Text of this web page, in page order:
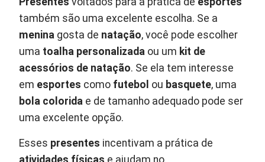
também são uma excelente escolha. Se a
menina gosta de natação, você pode escolher
uma toalha personalizada ou um kit de
acessórios de natação. Se ela tem interesse
em esportes como futebol ou basquete, uma
bola colorida e de tamanho adequado pode ser
uma excelente opção.
Esses presentes incentivam a prática de
atividades físicas e ajudam no